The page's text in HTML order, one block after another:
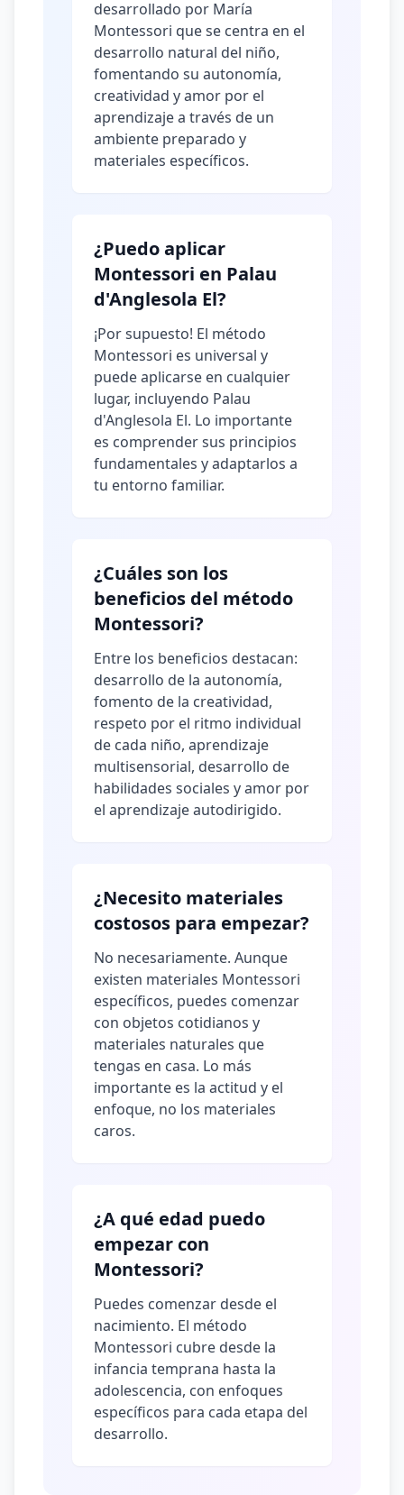
desarrollado por María
Montessori que se centra en el
desarrollo natural del niño,
fomentando su autonomía,
creatividad y amor por el
aprendizaje a través de un
ambiente preparado y
materiales específicos.
¿Puedo aplicar
Montessori en Palau
d'Anglesola El?
¡Por supuesto! El método
Montessori es universal y
puede aplicarse en cualquier
lugar, incluyendo Palau
d'Anglesola El. Lo importante
es comprender sus principios
fundamentales y adaptarlos a
tu entorno familiar.
¿Cuáles son los
beneficios del método
Montessori?
Entre los beneficios destacan:
desarrollo de la autonomía,
fomento de la creatividad,
respeto por el ritmo individual
de cada niño, aprendizaje
multisensorial, desarrollo de
habilidades sociales y amor por
el aprendizaje autodirigido.
¿Necesito materiales
costosos para empezar?
No necesariamente. Aunque
existen materiales Montessori
específicos, puedes comenzar
con objetos cotidianos y
materiales naturales que
tengas en casa. Lo más
importante es la actitud y el
enfoque, no los materiales
caros.
¿A qué edad puedo
empezar con
Montessori?
Puedes comenzar desde el
nacimiento. El método
Montessori cubre desde la
infancia temprana hasta la
adolescencia, con enfoques
específicos para cada etapa del
desarrollo.